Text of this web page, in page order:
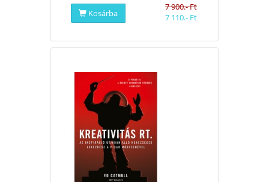
Kosárba
7 900.- Ft
7 110.- Ft